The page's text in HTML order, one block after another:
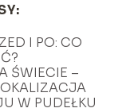
I PO: CO
ŚWIECIE –
W PUDEŁKU